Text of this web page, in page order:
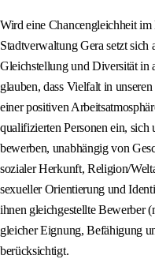
Wird eine Chancengleichheit
Stadtverwaltung Gera setzt
Gleichstellung und Diversität in
glauben, dass Vielfalt in
einer positiven
qualifizierten Personen ein, sich
bewerben, unabhängig von
sozialer Herkunft, Religion/
sexueller Orientierung und
ihnen gleichgestellte Bewerber
gleicher Eignung, Befähigung
berücksichtigt.